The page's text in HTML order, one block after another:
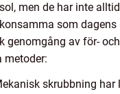
men de har inte
som dagens
genomgång av för-
metoder:
skrubbning har